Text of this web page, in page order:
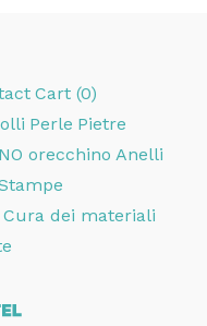
Cart (0)
Perle Pietre
orecchino Anelli
Cura dei materiali